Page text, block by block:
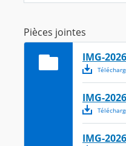
Pièces jointes
IMG-
IMG-
IMG-